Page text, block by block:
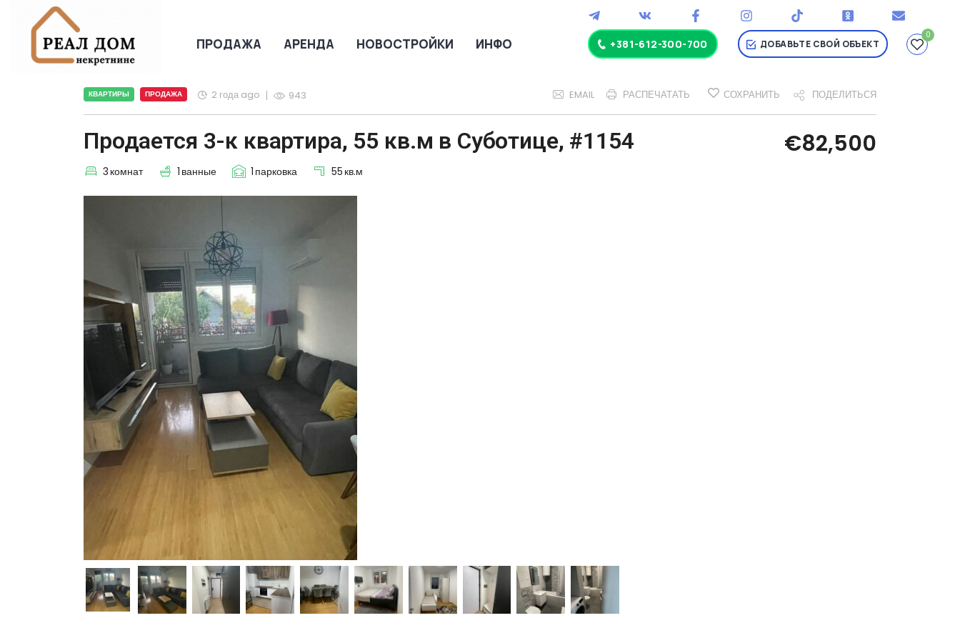
ПРОДАЖА АРЕНДА НОВОСТРОЙКИ ИНФО ДОБАВЬТЕ СВОЙ ОБЪЕКТ
+381-612-300-700
0
КВАРТИРЫ ПРОДАЖА 2 года ago 943 EMAIL РАСПЕЧАТАТЬ СОХРАНИТЬ ПОДЕЛИТЬСЯ
Продается 3-к квартира, 55 кв.м в Суботице, #1154
3 комнат 1 ванные 1 парковка 55 кв.м
€82,500